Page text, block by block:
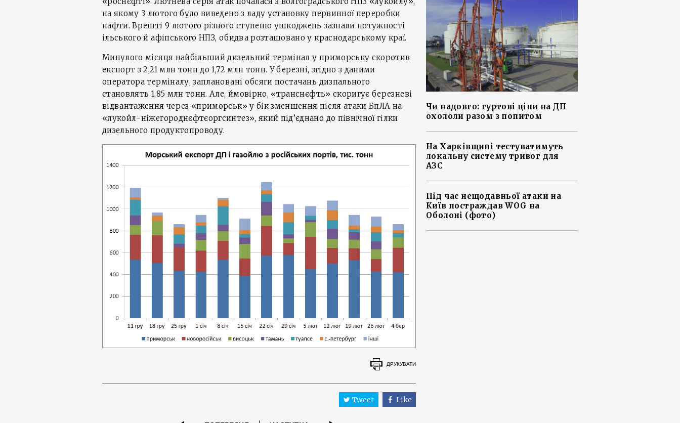
на якому 3 лютого було виведено з ладу установку первинної переробки
нафти. Врешті 9 лютого різного ступеню ушкоджень зазнали потужності
ільського й афіпського НПЗ, обидва розташовано у краснодарському краї.
Минулого місяця найбільший дизельний термінал у приморську скоротив
експорт з 2,21 млн тонн до 1,72 млн тонн. У березні, згідно з даними
оператора терміналу, заплановані обсяги постачань дизпального
становлять 1,85 млн тонн. Але, ймовірно, «транснєфть» скоригує березневі
відвантаження через «приморськ» у бік зменшення після атаки БпЛА на
«лукойл-ніжегороднєфтєоргсинтез», який під’єднано до північної гілки
дизельного продуктопроводу.
ДРУКУВАТИ
Tweet Like
Чи надовго: гуртові ціни на ДП
охололи разом з попитом
На Харківщині тестуватимуть
локальну систему тривог для
АЗС
Під час нещодавньої атаки на
Київ постраждав WOG на
Оболоні (фото)